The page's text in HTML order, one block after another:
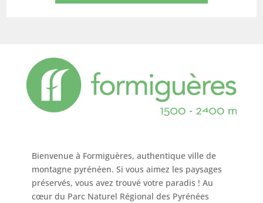
Bienvenue à Formiguères, authentique ville de
montagne pyrénéen. Si vous aimez les paysages
préservés, vous avez trouvé votre paradis ! Au
cœur du Parc Naturel Régional des Pyrénées